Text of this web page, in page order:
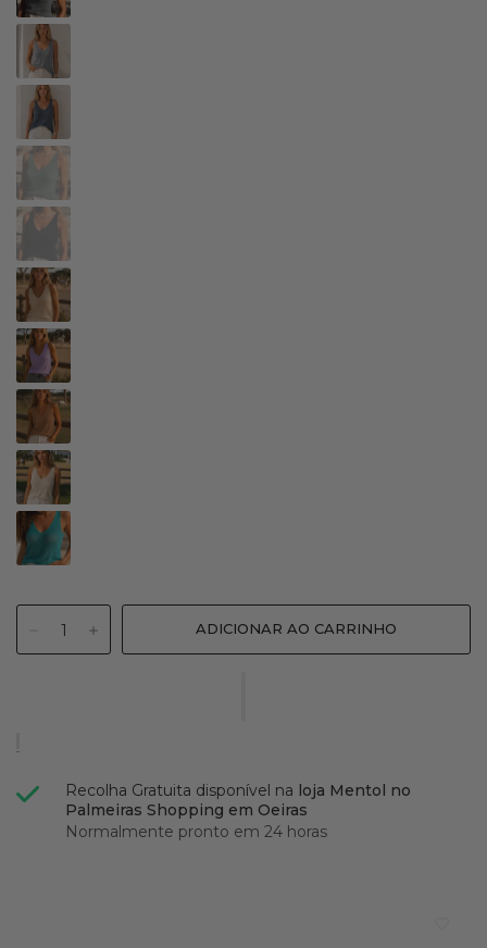
Prata
Azul
Ganga
Verde
Preto
Champagne
Alfazema
Bronze
Branco
Azul
Turquesa
Recolha Gratuita disponível na loja Mentol no
Palmeiras Shopping em Oeiras
Normalmente pronto em 24 horas